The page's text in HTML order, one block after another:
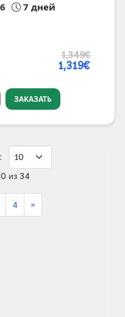
7 дней
1,349€
1,319€
ЗАКАЗАТЬ
из 34
4 »